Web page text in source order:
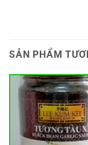
SẢN PHẨM